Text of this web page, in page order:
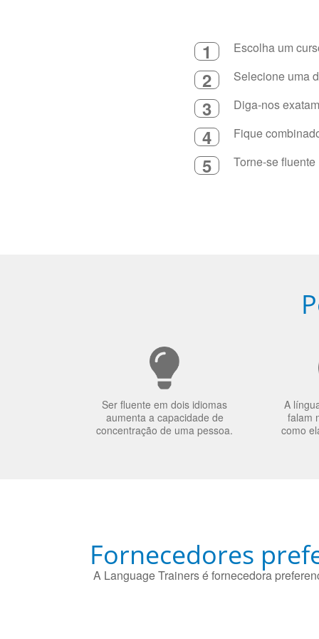
1 Escolha um
2 Selecione uma
3 Diga-nos
4 Fique
5 Torne-se
Ser fluente em dois idiomas
aumenta a capacidade de
concentração de uma pessoa.
A
falam
como
Fornecedores
A Language Trainers é fornecedora